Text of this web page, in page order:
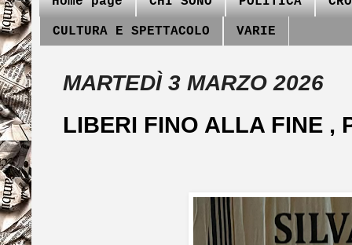
CULTURA E SPETTACOLO VARIE
MARTEDÌ 3 MARZO 2026
LIBERI FINO ALLA FINE ,